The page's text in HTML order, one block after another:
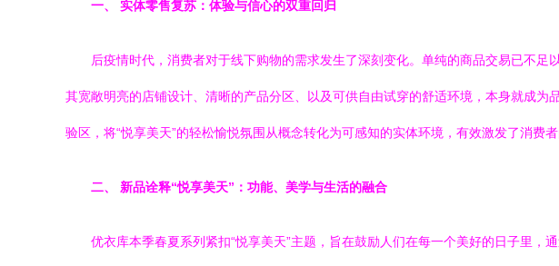
一、 实体零售复苏：体验与信心的双重回归
后疫情时代，消费者对于线下购物的需求发生了深刻变化。单纯的商品交易已不
其宽敞明亮的店铺设计、清晰的产品分区、以及可供自由试穿的舒适环境，本身就成
验区，将“悦享美天”的轻松愉悦氛围从概念转化为可感知的实体环境，有效激发了消费
二、 新品诠释“悦享美天”：功能、美学与生活的融合
优衣库本季春夏系列紧扣“悦享美天”主题，旨在鼓励人们在每一个美好的日子里，